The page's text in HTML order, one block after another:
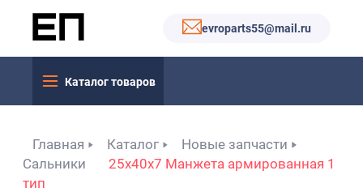
evroparts55@mail.ru
Каталог товаров
Главная Каталог
Новые запчасти
Сальники
25x40x7 Манжета армированная 1
тип